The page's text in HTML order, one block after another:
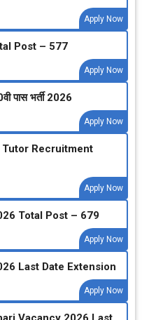
Apply Now
Post – 577
Apply Now
पास भर्ती 2026
Apply Now
Recruitment
Apply Now
Total Post – 679
Apply Now
Last Date Extension
Apply Now